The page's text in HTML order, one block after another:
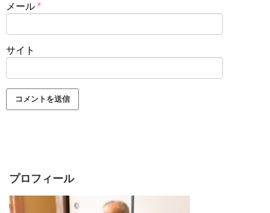
メール *
サイト
プロフィール